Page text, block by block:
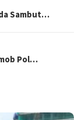
Sambut…
Pol…